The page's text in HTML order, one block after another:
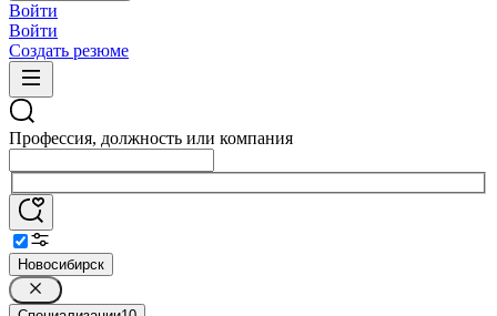
Войти
Войти
Создать резюме
Профессия, должность или компания
Новосибирск